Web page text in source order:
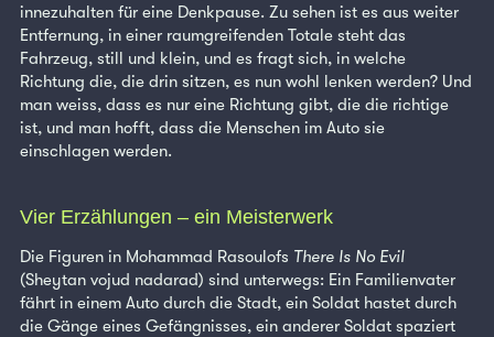
innezuhalten für eine Denkpause. Zu sehen ist es aus weiter
Entfernung, in einer raumgreifenden Totale steht das
Fahrzeug, still und klein, und es fragt sich, in welche
Richtung die, die drin sitzen, es nun wohl lenken werden? Und
man weiss, dass es nur eine Richtung gibt, die die richtige
ist, und man hofft, dass die Menschen im Auto sie
einschlagen werden.
Vier Erzählungen – ein Meisterwerk
Die Figuren in Mohammad Rasoulofs There Is No Evil
(Sheytan vojud nadarad) sind unterwegs: Ein Familienvater
fährt in einem Auto durch die Stadt, ein Soldat hastet durch
die Gänge eines Gefängnisses, ein anderer Soldat spaziert